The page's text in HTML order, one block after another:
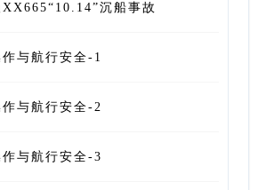
沉船事故
与航行安全-1
与航行安全-2
与航行安全-3